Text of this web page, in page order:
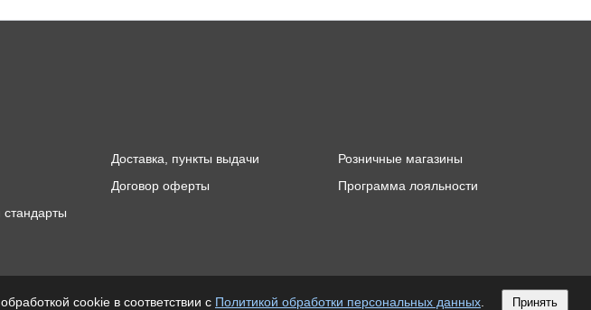
Доставка, пункты выдачи
Розничные магазины
Договор оферты
Программа лояльности
cookie в соответствии с Политикой обработки персональных данных Принять